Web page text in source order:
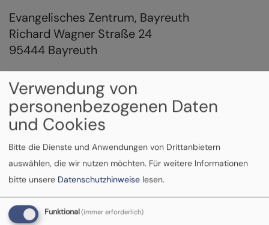
Evangelisches Zentrum, Bayreuth
Richard Wagner Straße 24
95444 Bayreuth
Eine Anmeldung ist nicht nötig, freut uns aber.
Sie können jederzeit gerne ein persönliches
Informationsgespräch mit der Leiterin der
TelefonSeelsorge Ostoberfranken, Diakonin
Elisabeth Peterhoff vereinbaren:
Verwendung von
personenbezogenen Daten
und Cookies
Bitte die Dienste und Anwendungen von Drittanbietern
auswählen, die wir nutzen möchten. Für weitere Informationen
bitte unsere Datenschutzhinweise lesen.
Funktional(immer erforderlich)